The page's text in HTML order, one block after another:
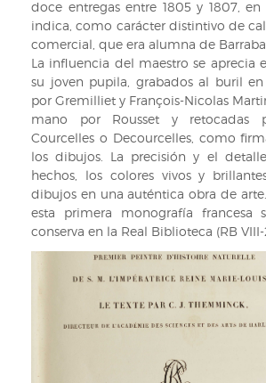
244,
lám.
6).
doce entregas entre 1805 y 1807,
indica, como carácter distintivo de
comercial, que era alumna de
La influencia del maestro se aprecia
su joven pupila, grabados al buril en
por Gremilliet y François-Nicolas
mano por Rousset y retocadas
Courcelles o Decourcelles, como
los dibujos. La precisión y el
hechos, los colores vivos y
dibujos en una auténtica obra de
esta primera monografía francesa
conserva en la Real Biblioteca (RB VIII-